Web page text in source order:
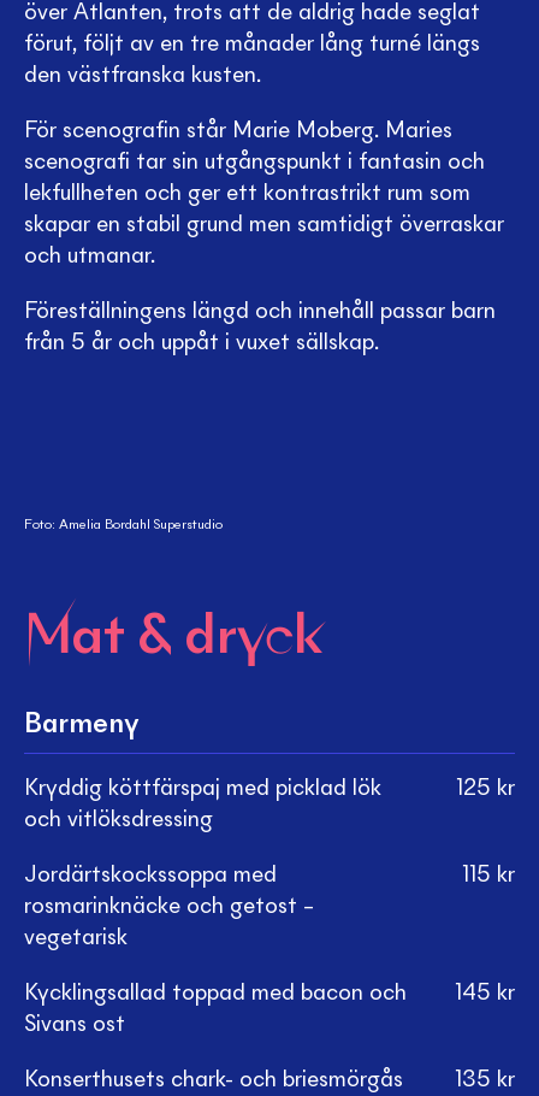
över Atlanten, trots att de aldrig hade seglat
förut, följt av en tre månader lång turné längs
den västfranska kusten.
För scenografin står Marie Moberg. Maries
scenografi tar sin utgångspunkt i fantasin och
lekfullheten och ger ett kontrastrikt rum som
skapar en stabil grund men samtidigt överraskar
och utmanar.
Föreställningens längd och innehåll passar barn
från 5 år och uppåt i vuxet sällskap.
Foto: Amelia Bordahl Superstudio
Mat & dryck
Barmeny
Kryddig köttfärspaj med picklad lök
och vitlöksdressing
125 kr
Jordärtskockssoppa med
rosmarinknäcke och getost –
vegetarisk
115 kr
Kycklingsallad toppad med bacon och
Sivans ost
145 kr
Konserthusets chark- och briesmörgås 135 kr